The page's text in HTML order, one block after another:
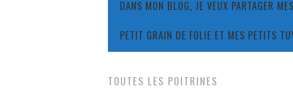
DANS MON BLOG, JE VEUX PARTAGER
PETIT GRAIN DE FOLIE ET MES PETITS
TOUTES LES POITRINES